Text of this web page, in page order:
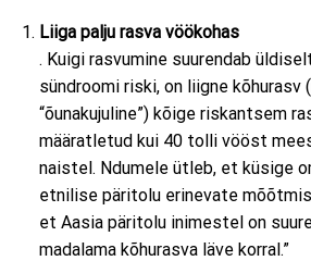
Liiga palju rasva vöökohas
. Kuigi rasvumine suurendab
sündroomi riski, on liigne kõhurasv
“õunakujuline”) kõige riskantsem
määratletud kui 40 tolli vööst
naistel. Ndumele ütleb, et küsige
etnilise päritolu erinevate
et Aasia päritolu inimestel on
madalama kõhurasva läve korral.”